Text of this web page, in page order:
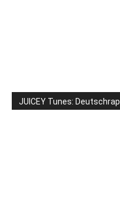
JUICEY Tunes: Deutschrap